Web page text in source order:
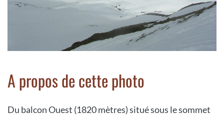
A propos de cette photo
Du balcon Ouest (1820 mètres) situé sous le sommet